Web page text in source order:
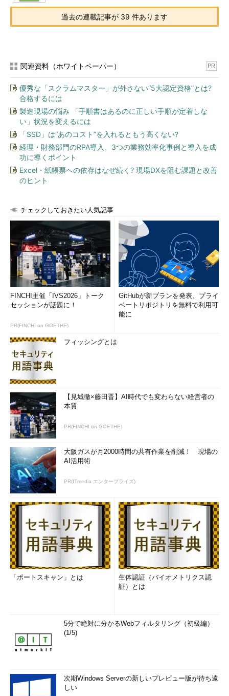
\ → \\
【注】
この対策自体の方向性は正しいのだが、SQLインジェクション
を理解していないため、対策が漏れている場合がある。
セカンドオーダーSQLインジェクション
SQLインジェクション対策として、入力値を適切にエスケープ
するという対策を行うが、この「入力値」が何なのか間違えてい
た、HTMLを生成する段階でエスケープすればよいと考えている
フォームに入力可能な部分だけが対策個所ではない。不正な入
力の可能性を考える必要があるのは、GETやPOSTなどのクエリ
ーやCookieの値、HTTPヘッダなど、HTTP経由で送られてくる
もの“すべて”と、それに加えてデータベースやファイルなどに保
存されたデータを呼び出す際にも対策を怠ってはならない。ここ
に問題があると、セカンドオーダーSQLインジェクションと呼ば
れる脆弱性を持つことになる。
次のような$uidの値を受け付けたときに「'」を「''」としてエ
スケープしてデータベースに保存したとする。
$uid ： ueno' union……
文字列をエスケープして登録しても、次にデータベースから呼
び出した際には、エスケープされていない元のデータが呼び出さ
SQLインジェクションが成立してしまう。
入力した時点ですぐに効力を発揮せずに、次にアプリケーショ
ンで利用されたときに効力を発揮するこの攻撃をセカンドオーダ
ーSQLインジェクション
と呼ぶ。
シングルクオーテーションを使わないSQLインジェクション
成立する攻撃もある。
以下の例を見てみよう。
AND age > $age
過去の連載記事が 39 件あります
関連資料（ホワイトペーパー） PR
優秀な「スクラムマスター」が外さない“5大認定資格”とは?
合格するには
製造現場の悩み 「手順書はあるのに正しい手順が定着しな
い」状況を変えるには
「SSD」は“あのコスト”を入れるともう高くない?
経理・財務部門のRPA導入、3つの業務効率化事例と導入を成
功に導くポイント
Excel・紙帳票への依存はなぜ続く? 現場DXを阻む課題と改善
のヒント
チェックしておきたい人気記事
FINCHI主催「IVS2026」トーク
セッションが話題に！
PR(FINCHI on GOETHE)
GitHubが新プランを発表、プライ
ベートリポジトリを無料で利用可
能に
フィッシングとは
【見城徹×藤田晋】AI時代でも変わらない経営者の
本質
PR(FINCHI on GOETHE)
大阪ガスが月2000時間の共有作業を削減！ 現場の
AI活用術
PR(ITmedia エンタープライズ)
「ポートスキャン」とは
生体認証（バイオメトリクス認
証）とは
5分で絶対に分かるWebフィルタリング（初級編）
(1/5)
次期Windows Serverの新しいプレビュー版が待ち遠
しい